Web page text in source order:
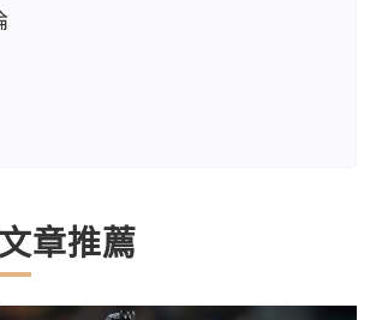
章推薦